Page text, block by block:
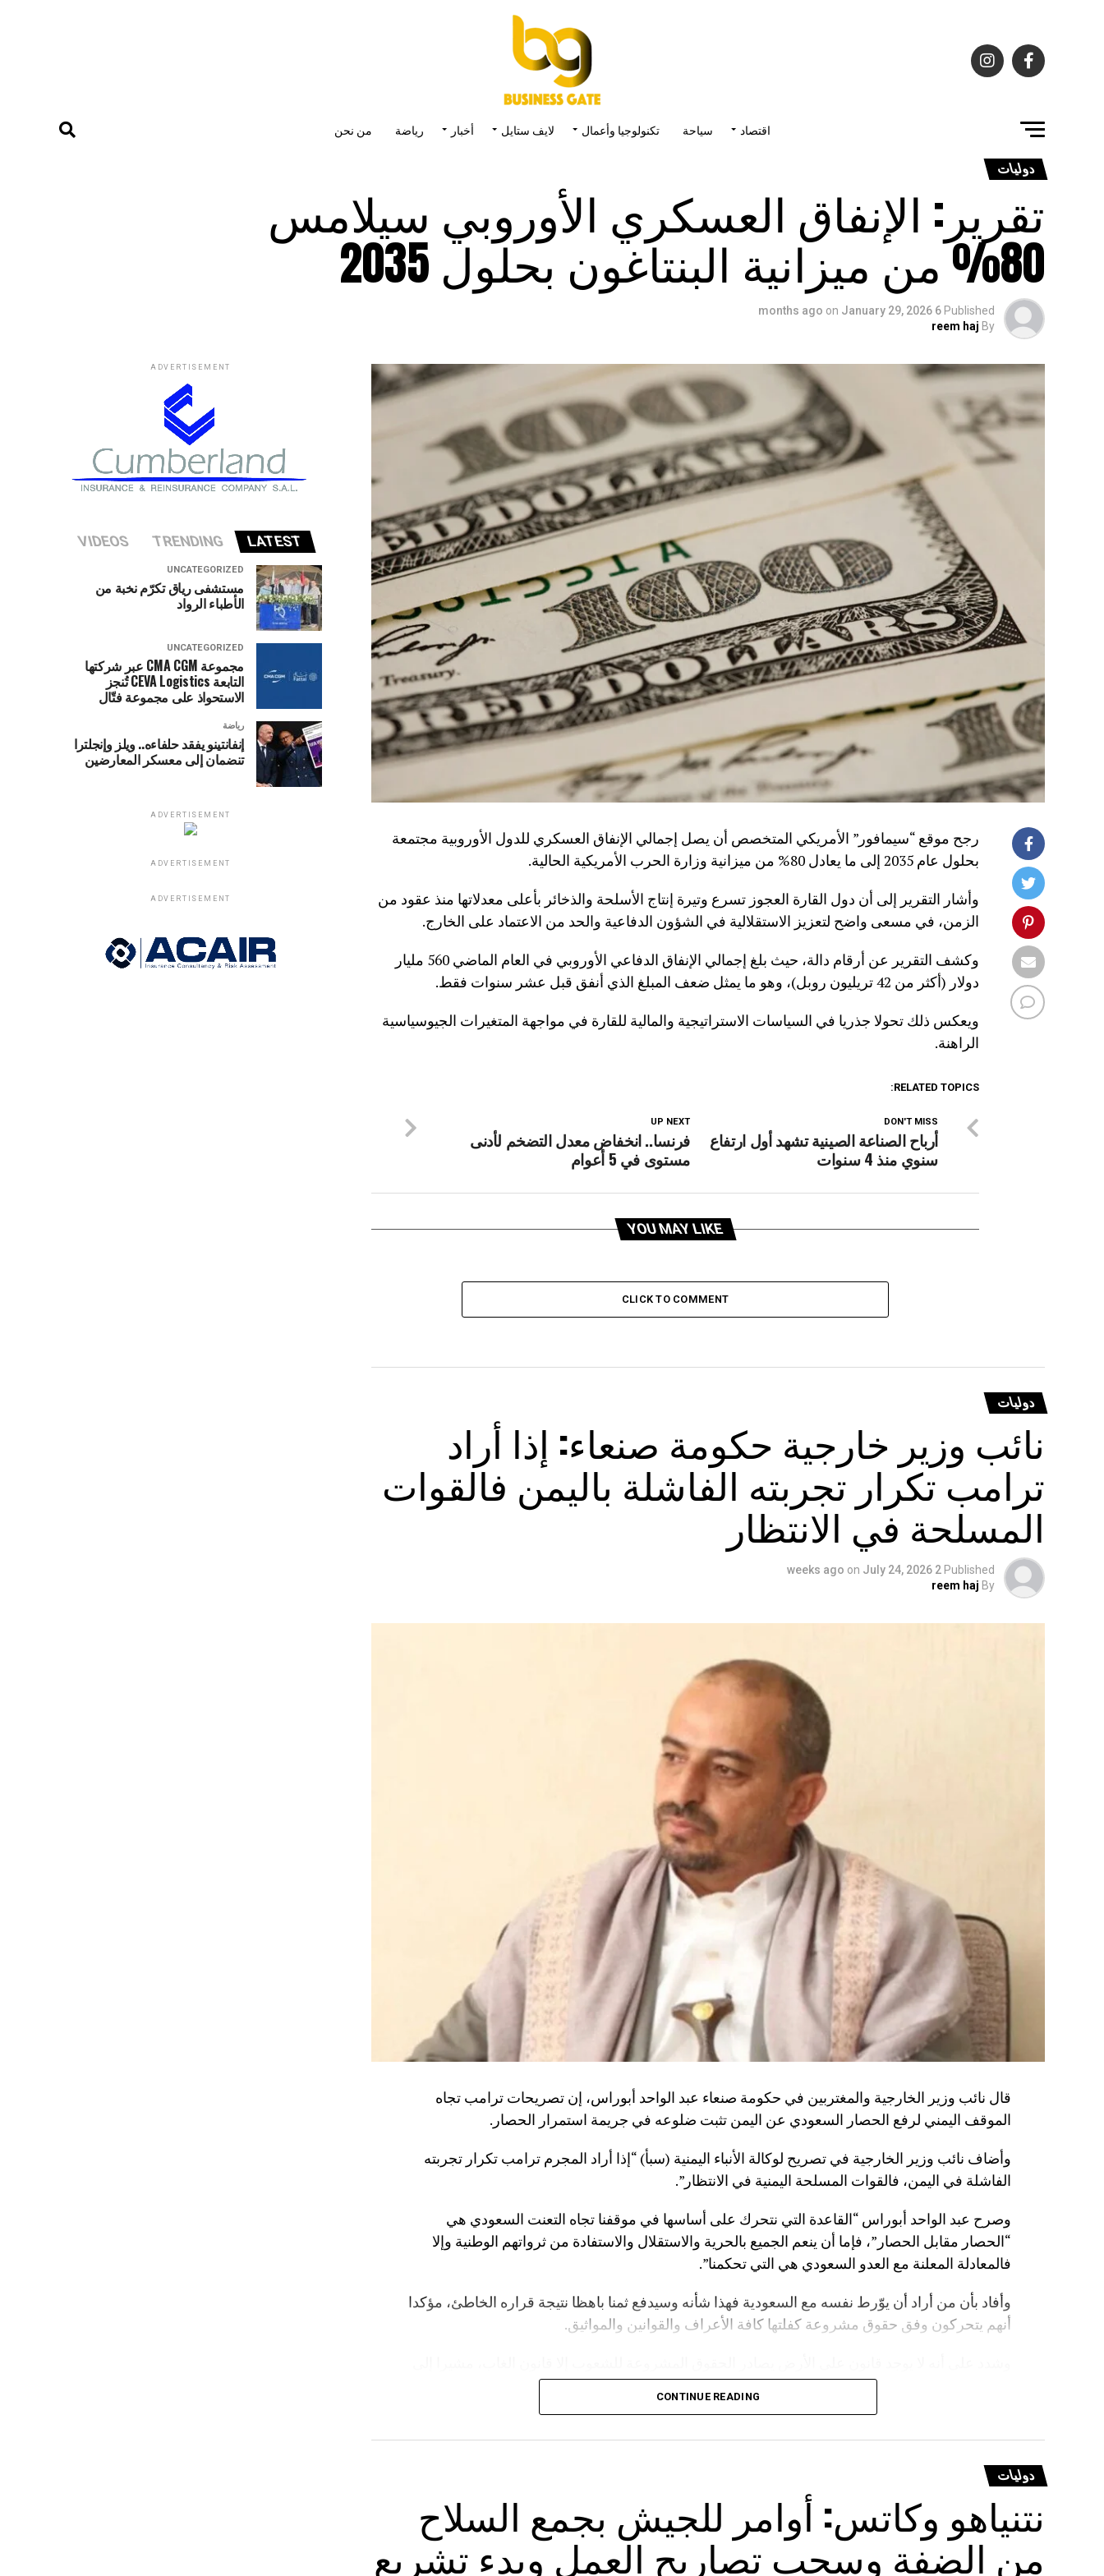
اقتصاد سياحة تكنولوجيا وأعمال لايف ستايل أخبار رياضة من نحن
دوليات
تقرير: الإنفاق العسكري الأوروبي سيلامس
80% من ميزانية البنتاغون بحلول 2035
Published
6 months ago
on January 29, 2026
By
reem haj
رجح موقع “سيمافور” الأمريكي المتخصص أن يصل إجمالي الإنفاق العسكري للدول الأوروبية مجتمعة
بحلول عام 2035 إلى ما يعادل 80% من ميزانية وزارة الحرب الأمريكية الحالية.
وأشار التقرير إلى أن دول القارة العجوز تسرع وتيرة إنتاج الأسلحة والذخائر بأعلى معدلاتها منذ عقود من
الزمن، في مسعى واضح لتعزيز الاستقلالية في الشؤون الدفاعية والحد من الاعتماد على الخارج.
وكشف التقرير عن أرقام دالة، حيث بلغ إجمالي الإنفاق الدفاعي الأوروبي في العام الماضي 560 مليار
دولار (أكثر من 42 تريليون روبل)، وهو ما يمثل ضعف المبلغ الذي أنفق قبل عشر سنوات فقط.
ويعكس ذلك تحولا جذريا في السياسات الاستراتيجية والمالية للقارة في مواجهة المتغيرات الجيوسياسية
الراهنة.
RELATED TOPICS:
UP NEXT
فرنسا.. انخفاض معدل التضخم لأدنى
مستوى في 5 أعوام
DON'T MISS
أرباح الصناعة الصينية تشهد أول ارتفاع
سنوي منذ 4 سنوات
YOU MAY LIKE
CLICK TO COMMENT
دوليات
نائب وزير خارجية حكومة صنعاء: إذا أراد
ترامب تكرار تجربته الفاشلة باليمن فالقوات
المسلحة في الانتظار
Published
2 weeks ago
on July 24, 2026
By
reem haj
قال نائب وزير الخارجية والمغتربين في حكومة صنعاء عبد الواحد أبوراس، إن تصريحات ترامب تجاه
الموقف اليمني لرفع الحصار السعودي عن اليمن تثبت ضلوعه في جريمة استمرار الحصار.
وأضاف نائب وزير الخارجية في تصريح لوكالة الأنباء اليمنية (سبأ) “إذا أراد المجرم ترامب تكرار تجربته
الفاشلة في اليمن، فالقوات المسلحة اليمنية في الانتظار”.
وصرح عبد الواحد أبوراس “القاعدة التي نتحرك على أساسها في موقفنا تجاه التعنت السعودي هي
“الحصار مقابل الحصار”، فإما أن ينعم الجميع بالحرية والاستقلال والاستفادة من ثرواتهم الوطنية وإلا
فالمعادلة المعلنة مع العدو السعودي هي التي تحكمنا”.
وأفاد بأن من أراد أن يوّرط نفسه مع السعودية فهذا شأنه وسيدفع ثمنا باهظا نتيجة قراره الخاطئ، مؤكدا
أنهم يتحركون وفق حقوق مشروعة كفلتها كافة الأعراف والقوانين والمواثيق.
أن على السعودية أن تعي جيدا أن المخرج الوحيد لرفع الحصار عنها يتمثل في رفع الحصار عن اليمن.
ذلك إخلاء للمسؤولية.
وفي وقت سابق، هدد الرئيس الأمريكي دونالد ترامب بإنزال “عقاب عسكري كبير” ضد إيران والحوثيين
إذا كررت استهدافها لسفن خلال محاولتها عبور مضيق باب المندب البوابة الجنوبية الحيوية التي تصل مياه
البحر الأحمر بخليج عدن والمحيط الهندي.
CONTINUE READING
دوليات
نتنياهو وكاتس: أوامر للجيش بجمع السلاح
من الضفة وسحب تصاريح العمل وبدء تشريع
ADVERTISEMENT
LATEST
TRENDING
VIDEOS
UNCATEGORIZED
مستشفى رياق تكرّم نخبة من
الأطباء الرواد
UNCATEGORIZED
مجموعة CMA CGM عبر شركتها
التابعة CEVA Logistics تُنجز
الاستحواذ على مجموعة فتّال
رياضة
إنفانتينو يفقد حلفاءه.. ويلز وإنجلترا
تنضمان إلى معسكر المعارضين
ADVERTISEMENT
ADVERTISEMENT
ADVERTISEMENT